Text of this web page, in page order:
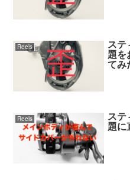
Reels ステ
題を
てみ
Reels ステ
題に